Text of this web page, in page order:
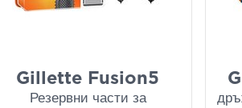
Gillette Fusion5
Резервни части за